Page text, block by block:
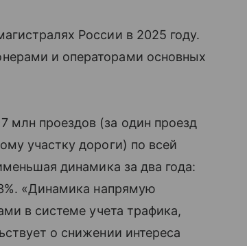
России в 2025 году.
и операторами основных
млн проездов (за один проезд
участку дороги) по всей
динамика за два года:
«Динамика напрямую
в системе учета трафика,
о снижении интереса